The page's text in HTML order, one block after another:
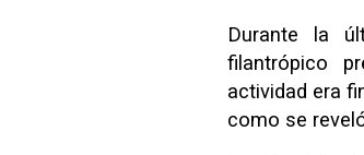
Durante la
filantrópico
actividad era
como se